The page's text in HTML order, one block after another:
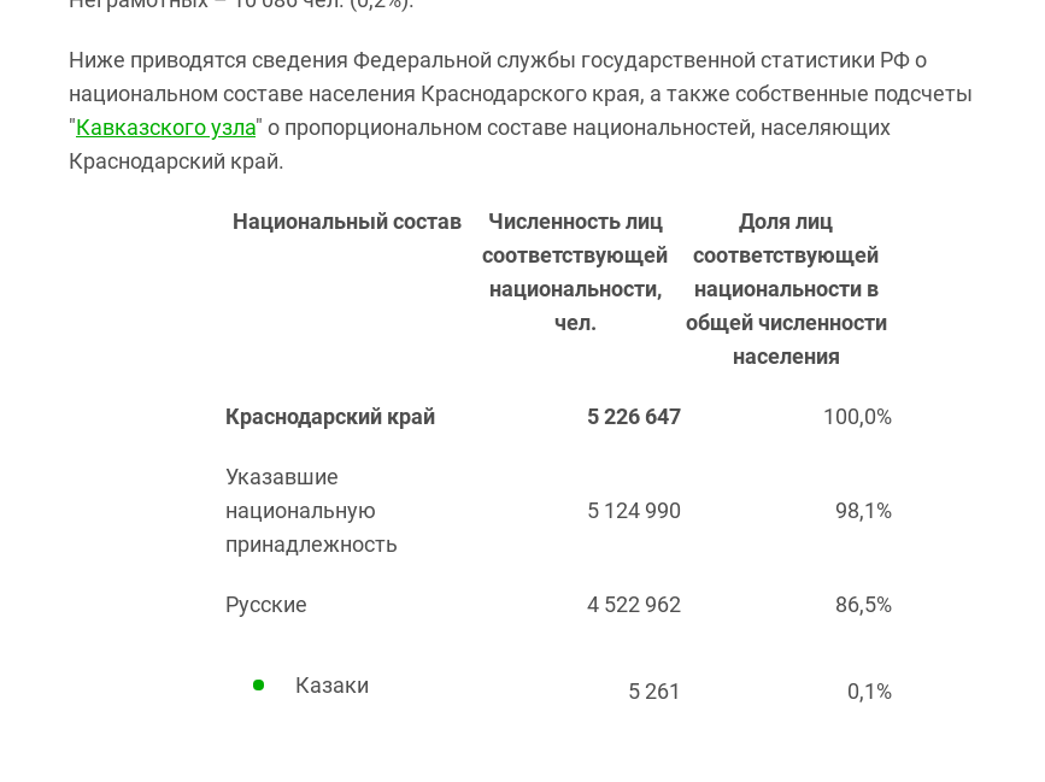
Ниже приводятся сведения Федеральной службы государственной статистики РФ о
национальном составе населения Краснодарского края, а также собственные подсчеты
"Кавказского узла" о пропорциональном составе национальностей, населяющих
Краснодарский край.
Национальный состав
Численность лиц
соответствующей
национальности,
чел.
Доля лиц
соответствующей
национальности в
общей численности
населения
Краснодарский край 5 226 647 100,0%
Указавшие
национальную
принадлежность
5 124 990 98,1%
Русские 4 522 962 86,5%
Казаки 5 261 0,1%